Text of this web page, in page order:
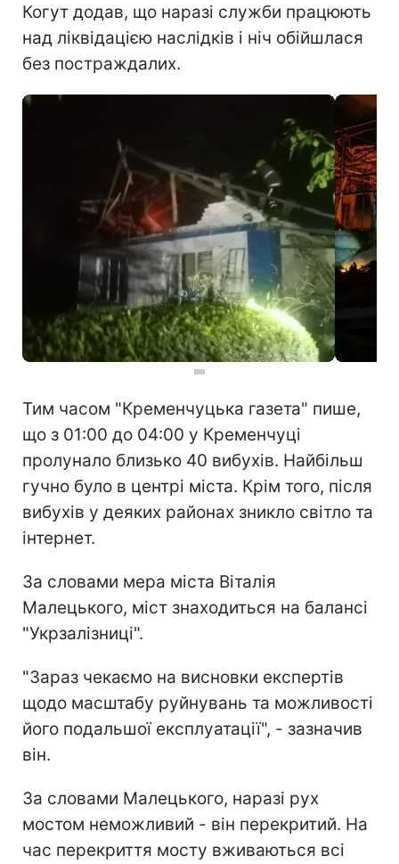
Когут додав, що наразі служби працюють
над ліквідацією наслідків і ніч обійшлася
без постраждалих.
Тим часом "Кременчуцька газета" пише,
що з 01:00 до 04:00 у Кременчуці
пролунало близько 40 вибухів. Найбільш
гучно було в центрі міста. Крім того, після
вибухів у деяких районах зникло світло та
інтернет.
За словами мера міста Віталія
Малецького, міст знаходиться на балансі
"Укрзалізниці".
"Зараз чекаємо на висновки експертів
щодо масштабу руйнувань та можливості
його подальшої експлуатації", - зазначив
він.
За словами Малецького, наразі рух
мостом неможливий - він перекритий. На
час перекриття мосту вживаються всі